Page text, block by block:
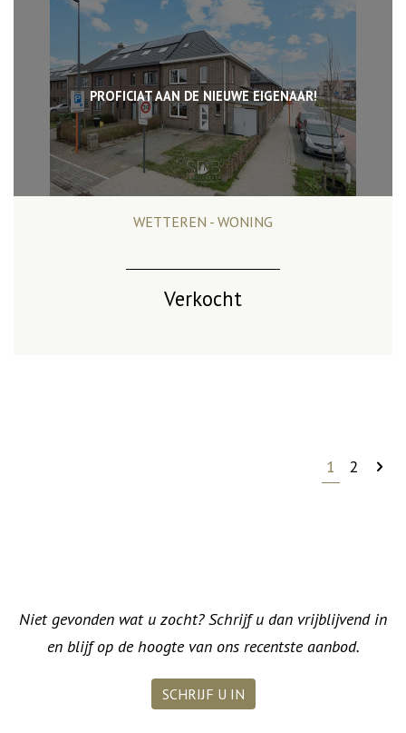
PROFICIAT AAN DE NIEUWE EIGENAAR!
274 m² 3
WETTEREN - WONING
Verkocht
1 2
Niet gevonden wat u zocht? Schrijf u dan vrijblijvend in
en blijf op de hoogte van ons recentste aanbod.
SCHRIJF U IN